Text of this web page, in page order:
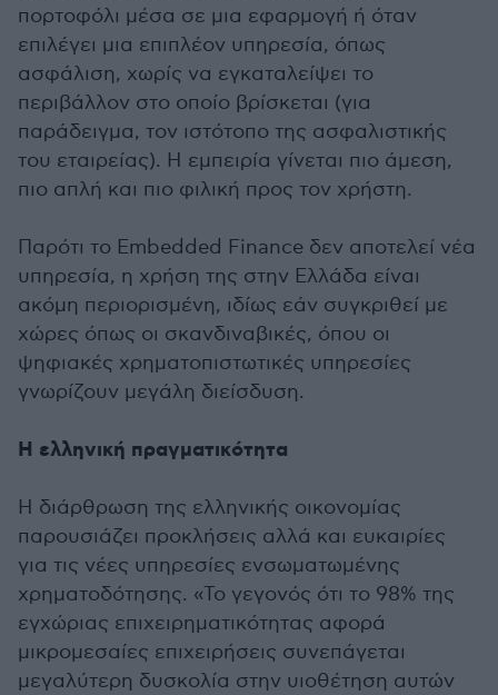
πορτοφόλι μέσα σε μια εφαρμογή ή όταν
επιλέγει μια επιπλέον υπηρεσία, όπως
ασφάλιση, χωρίς να εγκαταλείψει το
περιβάλλον στο οποίο βρίσκεται (για
παράδειγμα, τον ιστότοπο της ασφαλιστικής
του εταιρείας). Η εμπειρία γίνεται πιο άμεση,
πιο απλή και πιο φιλική προς τον χρήστη.
Παρότι το Embedded Finance δεν αποτελεί νέα
υπηρεσία, η χρήση της στην Ελλάδα είναι
ακόμη περιορισμένη, ιδίως εάν συγκριθεί με
χώρες όπως οι σκανδιναβικές, όπου οι
ψηφιακές χρηματοπιστωτικές υπηρεσίες
γνωρίζουν μεγάλη διείσδυση.
Η ελληνική πραγματικότητα
Η διάρθρωση της ελληνικής οικονομίας
παρουσιάζει προκλήσεις αλλά και ευκαιρίες
για τις νέες υπηρεσίες ενσωματωμένης
χρηματοδότησης. «Το γεγονός ότι το 98% της
εγχώριας επιχειρηματικότητας αφορά
μικρομεσαίες επιχειρήσεις συνεπάγεται
μεγαλύτερη δυσκολία στην υιοθέτηση αυτών